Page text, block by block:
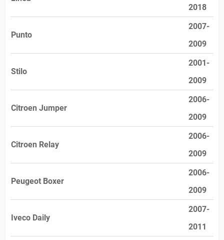
2018
Punto
2007-
2009
Stilo
2001-
2009
Citroen Jumper
2006-
2009
Citroen Relay
2006-
2009
Peugeot Boxer
2006-
2009
Iveco Daily
2007-
2011